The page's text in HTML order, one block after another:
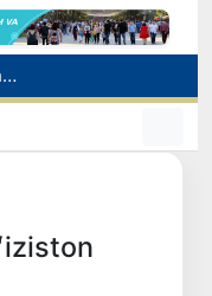
2030 yilgacha xavfli chiqindilarni qayta ishlash darajasi 20 foizga yetkaziladi
Oʻzbekiston ilk bor Xalqaro informatika olimpiadasi — IOI 2026ga mezbonlik qiladi